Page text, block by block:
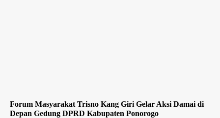
Forum Masyarakat Trisno Kang Giri Gelar Aksi Damai di
Depan Gedung DPRD Kabupaten Ponorogo